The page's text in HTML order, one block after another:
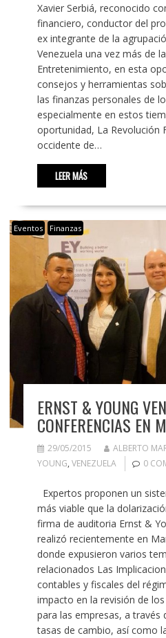
Xavier Serbiá, reconocido
financiero, conductor del
ex integrante de la
Venezuela una vez más de
Entretenimiento, en esta
consejos y herramientas
las finanzas personales de
especialmente en estos
oportunidad, La Revolución
occidente de…
LEER MÁS
Eventos Finanzas
ERNST & YOUNG
CONFERENCIAS EN
29/05/2015 ALBERTO
YOUNG, VENEZUELA 0
Expertos proponen un
más viable que la
firma de auditoria Ernst &
realizó recientemente en
donde expusieron varios
relacionados Las
contables y fiscales del
impacto en la revisión de
para las empresas, a través
tasas de cambio, así como